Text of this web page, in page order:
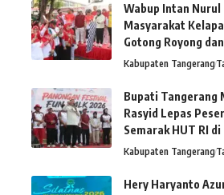
Wabup Intan Nurul
Masyarakat
Gotong Royong
Kabupaten Tangerang
Bupati Tangerang
Rasyid Lepas
Semarak HUT RI
Kabupaten Tangerang
Hery Haryanto